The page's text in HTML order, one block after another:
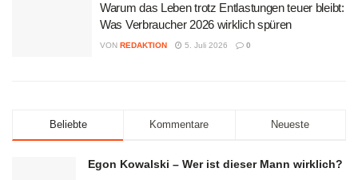
Warum das Leben trotz Entlastungen teuer bleibt:
Was Verbraucher 2026 wirklich spüren
VON REDAKTION 5. Juli 2026 0
Beliebte Kommentare Neueste
Egon Kowalski – Wer ist dieser Mann wirklich?